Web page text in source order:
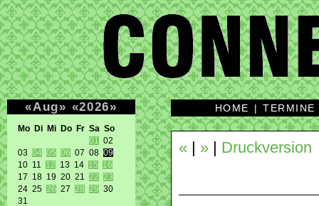
«Aug» «2026»
Mo Di Mi Do Fr Sa So
01
02
03 04 05 06 07 08 09
10 11 12 13 14 15
16
17 18 19 20 21 22
23
24 25 26 27 28 29 30
31
HOME |TERMINE
« » Druckversion